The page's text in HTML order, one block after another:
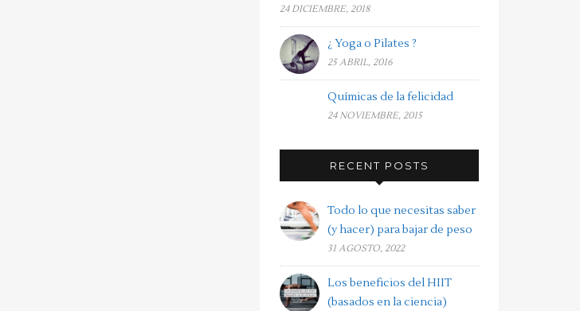
24 DICIEMBRE, 2018
¿ Yoga o Pilates ?
25 ABRIL, 2016
Químicas de la felicidad
24 NOVIEMBRE, 2015
RECENT POSTS
Todo lo que necesitas saber
(y hacer) para bajar de peso
31 AGOSTO, 2022
Los beneficios del HIIT
(basados en la ciencia)